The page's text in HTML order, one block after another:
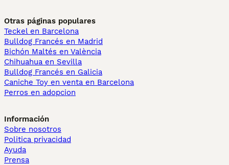
Otras páginas populares
Teckel en Barcelona
Bulldog Francés en Madrid
Bichón Maltés en València
Chihuahua en Sevilla
Bulldog Francés en Galicia
Caniche Toy en venta en Barcelona
Perros en adopcion
Información
Sobre nosotros
Politica privacidad
Ayuda
Prensa